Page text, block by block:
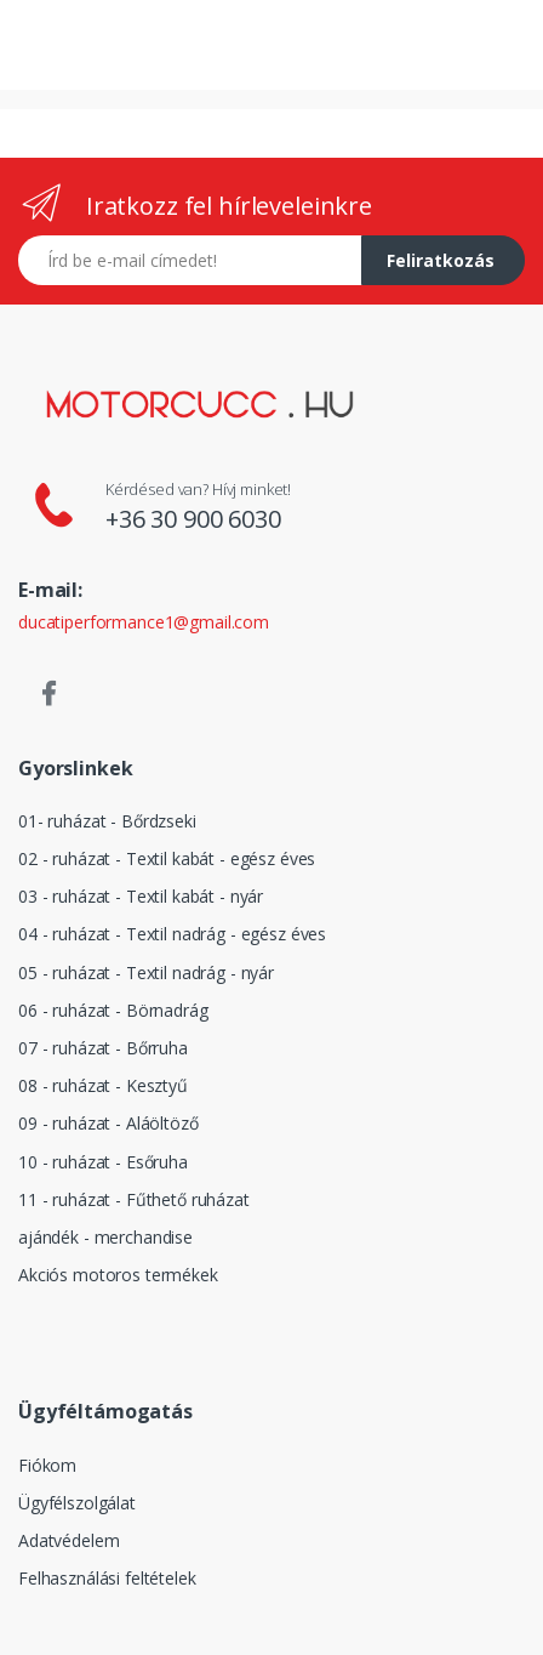
Iratkozz fel hírleveleinkre
E-mail címed
Feliratkozás
Kérdésed van? Hívj minket!
+36 30 900 6030
E-mail:
ducatiperformance1@gmail.com
Gyorslinkek
01- ruházat - Bőrdzseki
02 - ruházat - Textil kabát - egész éves
03 - ruházat - Textil kabát - nyár
04 - ruházat - Textil nadrág - egész éves
05 - ruházat - Textil nadrág - nyár
06 - ruházat - Börnadrág
07 - ruházat - Bőrruha
08 - ruházat - Kesztyű
09 - ruházat - Aláöltöző
10 - ruházat - Esőruha
11 - ruházat - Fűthető ruházat
ajándék - merchandise
Akciós motoros termékek
Ügyféltámogatás
Fiókom
Ügyfélszolgálat
Adatvédelem
Felhasználási feltételek